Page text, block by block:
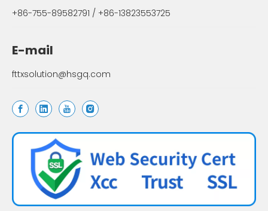
+86-755-89582791 / +86-13823553725
E-mail
fttxsolution@hsgq.com